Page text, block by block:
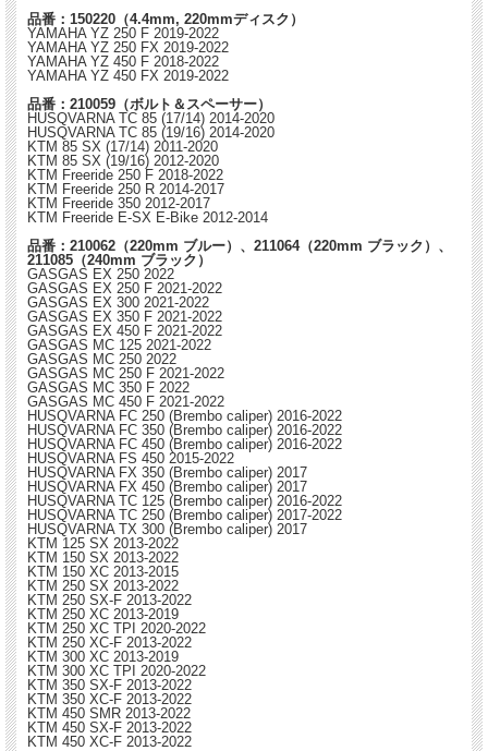
品番：150220（4.4mm, 220mmディスク）
YAMAHA YZ 250 F 2019-2022
YAMAHA YZ 250 FX 2019-2022
YAMAHA YZ 450 F 2018-2022
YAMAHA YZ 450 FX 2019-2022
品番：210059（ボルト＆スペーサー）
HUSQVARNA TC 85 (17/14) 2014-2020
HUSQVARNA TC 85 (19/16) 2014-2020
KTM 85 SX (17/14) 2011-2020
KTM 85 SX (19/16) 2012-2020
KTM Freeride 250 F 2018-2022
KTM Freeride 250 R 2014-2017
KTM Freeride 350 2012-2017
KTM Freeride E-SX E-Bike 2012-2014
品番：210062（220mm ブルー）、211064（220mm ブラック）、
211085（240mm ブラック）
GASGAS EX 250 2022
GASGAS EX 250 F 2021-2022
GASGAS EX 300 2021-2022
GASGAS EX 350 F 2021-2022
GASGAS EX 450 F 2021-2022
GASGAS MC 125 2021-2022
GASGAS MC 250 2022
GASGAS MC 250 F 2021-2022
GASGAS MC 350 F 2022
GASGAS MC 450 F 2021-2022
HUSQVARNA FC 250 (Brembo caliper) 2016-2022
HUSQVARNA FC 350 (Brembo caliper) 2016-2022
HUSQVARNA FC 450 (Brembo caliper) 2016-2022
HUSQVARNA FS 450 2015-2022
HUSQVARNA FX 350 (Brembo caliper) 2017
HUSQVARNA FX 450 (Brembo caliper) 2017
HUSQVARNA TC 125 (Brembo caliper) 2016-2022
HUSQVARNA TC 250 (Brembo caliper) 2017-2022
HUSQVARNA TX 300 (Brembo caliper) 2017
KTM 125 SX 2013-2022
KTM 150 SX 2013-2022
KTM 150 XC 2013-2015
KTM 250 SX 2013-2022
KTM 250 SX-F 2013-2022
KTM 250 XC 2013-2019
KTM 250 XC TPI 2020-2022
KTM 250 XC-F 2013-2022
KTM 300 XC 2013-2019
KTM 300 XC TPI 2020-2022
KTM 350 SX-F 2013-2022
KTM 350 XC-F 2013-2022
KTM 450 SMR 2013-2022
KTM 450 SX-F 2013-2022
KTM 450 XC-F 2013-2022